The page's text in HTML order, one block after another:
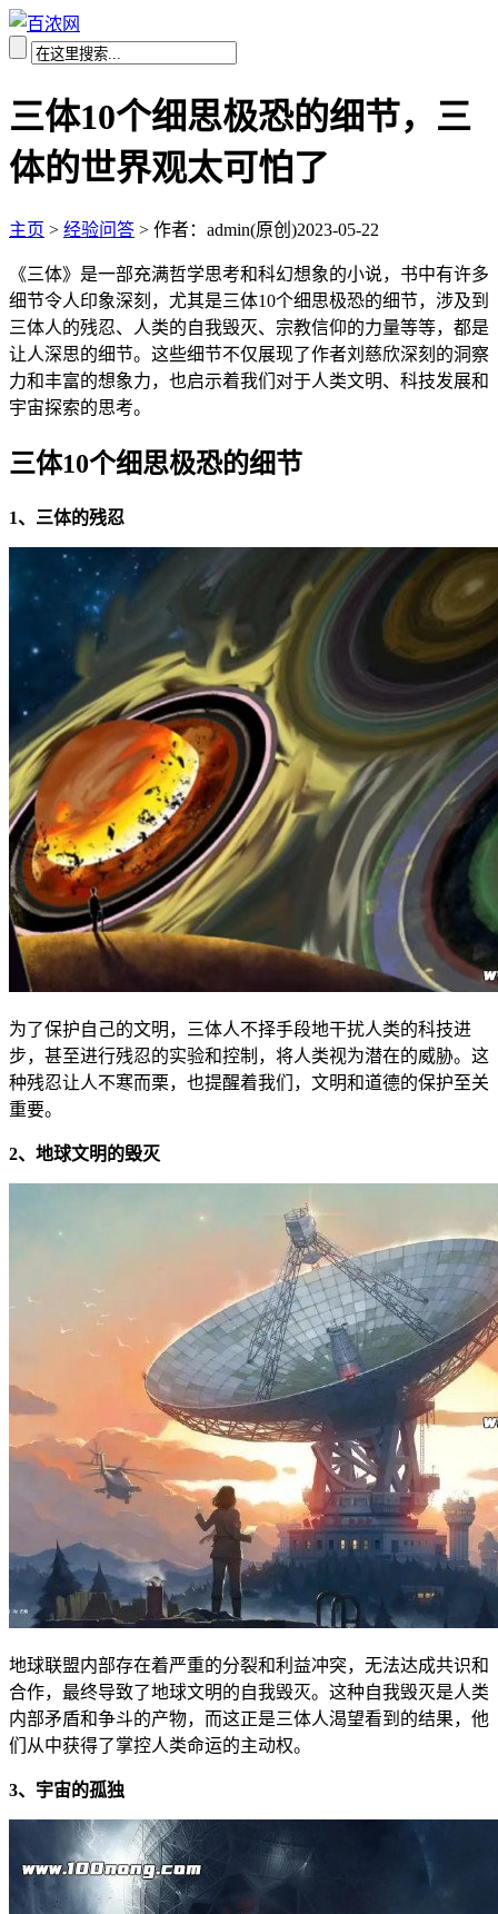
三体10个细思极恐的细节，三
体的世界观太可怕了
主页 > 经验问答 > 作者：admin(原创)2023-05-22
《三体》是一部充满哲学思考和科幻想象的小说，书中有许多
细节令人印象深刻，尤其是三体10个细思极恐的细节，涉及到
三体人的残忍、人类的自我毁灭、宗教信仰的力量等等，都是
让人深思的细节。这些细节不仅展现了作者刘慈欣深刻的洞察
力和丰富的想象力，也启示着我们对于人类文明、科技发展和
宇宙探索的思考。
三体10个细思极恐的细节
1、三体的残忍
为了保护自己的文明，三体人不择手段地干扰人类的科技进
步，甚至进行残忍的实验和控制，将人类视为潜在的威胁。这
种残忍让人不寒而栗，也提醒着我们，文明和道德的保护至关
重要。
2、地球文明的毁灭
地球联盟内部存在着严重的分裂和利益冲突，无法达成共识和
合作，最终导致了地球文明的自我毁灭。这种自我毁灭是人类
内部矛盾和争斗的产物，而这正是三体人渴望看到的结果，他
们从中获得了掌控人类命运的主动权。
3、宇宙的孤独